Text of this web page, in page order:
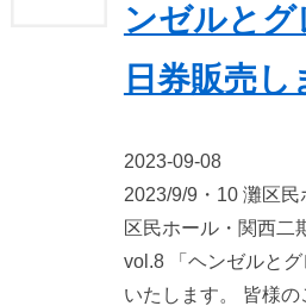
ンゼルとグ
日券販売し
2023-09-08
2023/9/9・10 灘区
区民ホール・関西二
vol.8 「ヘンゼルと
いたします。 皆様